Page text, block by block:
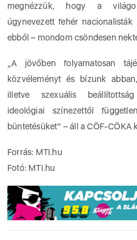
megnézzük, hogy a
úgynevezett fehér
ebből – mondom csöndesen
„A jövőben folyamatosan
közvéleményt és bízunk
illetve szexuális
ideológiai színezettől
büntetésüket” – áll a CÖF-CÖKA
Forrás: MTI.hu
Fotó: MTI.hu